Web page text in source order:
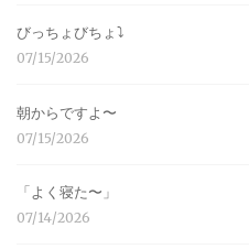
びっちょびちょ⤵︎
07/15/2026
朝からですよ〜
07/15/2026
「よく寝た〜」
07/14/2026